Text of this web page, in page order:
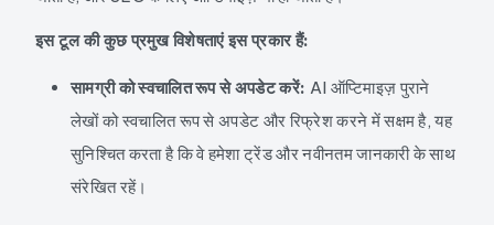
इस टूल की कुछ प्रमुख विशेषताएं इस प्रकार हैं:
सामग्री को स्वचालित रूप से अपडेट करें: AI ऑप्टिमाइज़ पुराने
लेखों को स्वचालित रूप से अपडेट और रिफ्रेश करने में सक्षम है, यह
सुनिश्चित करता है कि वे हमेशा ट्रेंड और नवीनतम जानकारी के साथ
संरेखित रहें।